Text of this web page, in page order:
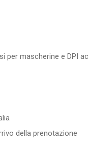
per mascherine e DPI
della prenotazione